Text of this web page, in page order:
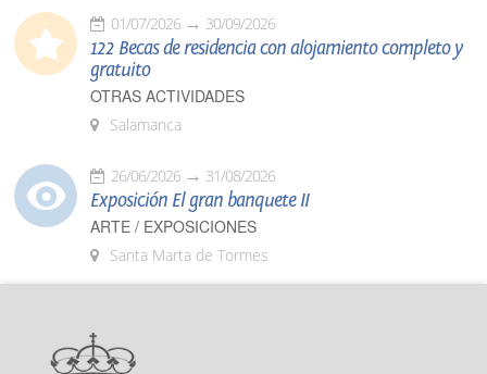
01/07/2026 30/09/2026
122 Becas de residencia con alojamiento completo y
gratuito
OTRAS ACTIVIDADES
Salamanca
26/06/2026 31/08/2026
Exposición El gran banquete II
ARTE / EXPOSICIONES
Santa Marta de Tormes